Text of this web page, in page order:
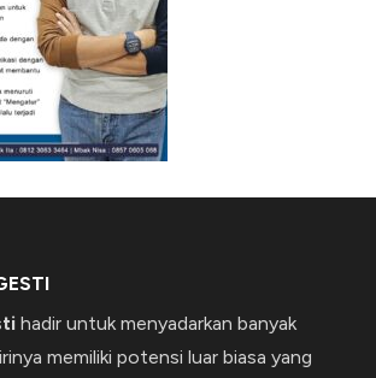
hadir untuk menyadarkan banyak
memiliki potensi luar biasa yang